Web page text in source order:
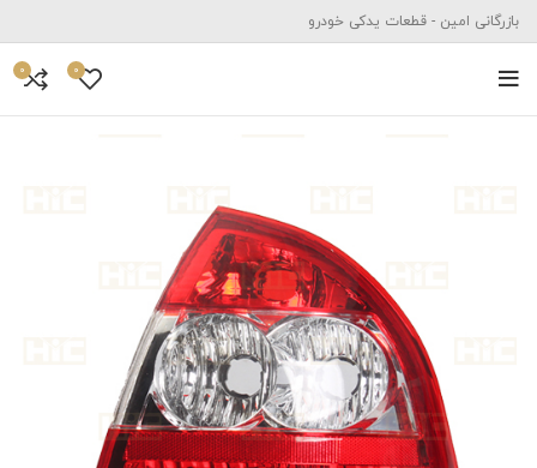
بازرگانی امین - قطعات یدکی خودرو
0
0